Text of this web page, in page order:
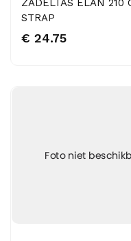
ZADELTAS ELAN
STRAP
€ 24.75